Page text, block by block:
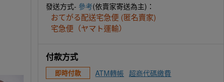
發送方式- 參考(依賣家寄送為主)：
おてがる配送宅急便 (匿名賣家)
宅急便（ヤマト運輸）
付款方式
即時付款 ATM轉帳 超商代碼繳費